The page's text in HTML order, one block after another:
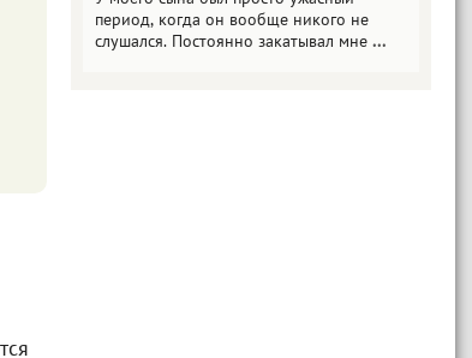
период, когда он вообще никого не
слушался. Постоянно закатывал мне ...